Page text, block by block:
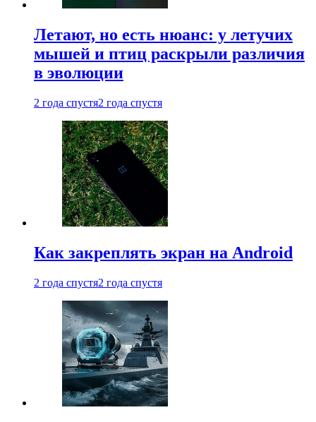
Летают, но есть нюанс: у летучих
мышей и птиц раскрыли различия
в эволюции
2 года спустя2 года спустя
Как закреплять экран на Android
2 года спустя2 года спустя